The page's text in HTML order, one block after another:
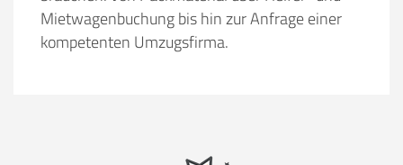
Mietwagenbuchung bis hin zur Anfrage einer
kompetenten Umzugsfirma.